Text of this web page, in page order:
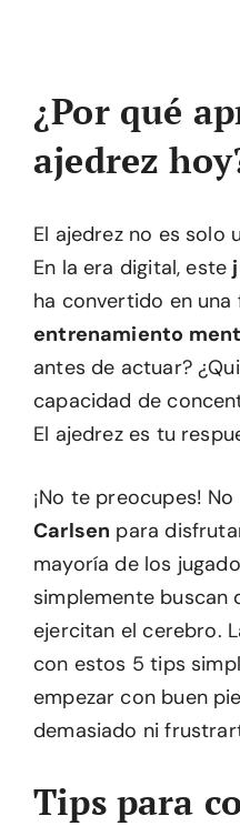
¿Por qué
ajedrez
El ajedrez no es solo
En la era digital, este
ha convertido en
entrenamiento
antes de actuar?
capacidad de
El ajedrez es tu
¡No te preocupes!
Carlsen para
mayoría de los
simplemente buscan
ejercitan el cerebro.
con estos 5 tips
empezar con buen
demasiado ni
Tips para